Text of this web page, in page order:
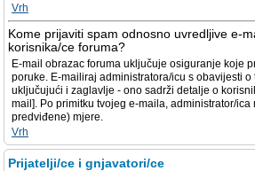
Vrh
Kome prijaviti spam odnosno uvredljive e-
korisnika/ce foruma?
E-mail obrazac foruma uključuje osiguranje koje
poruke. E-mailiraj administratora/icu s obavijesti
uključujući i zaglavlje - ono sadrži detalje o
mail]. Po primitku tvojeg e-maila, administrator/ica
predviđene) mjere.
Vrh
Prijatelji/ce i gnjavatori/ce